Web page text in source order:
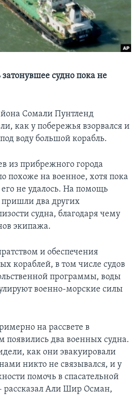
судно пока не
Сомали Пунтленд
как у побережья взорвался и
воду большой корабль.
из прибрежного города
похоже на военное, хотя пока
не удалось. На помощь
два других
судна, благодаря чему
экипажа.
и обеспечения
кораблей, в том числе судов
программы, воды
военно-морские силы
на рассвете в
появились два военных судна.
как они эвакуировали
никто не связывался, и у
помочь в спасательной
рассказал Али Шир Осман,